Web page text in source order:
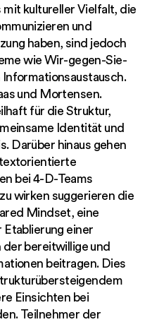
kultureller Vielfalt, die
und
haben, sind jedoch
wie Wir-gegen-Sie-
und Mortensen.
für die Struktur,
Identität und
Darüber hinaus gehen
bei 4-D-Teams
wirken suggerieren die
Mindset, eine
Etablierung einer
bereitwillige und
beitragen. Dies
Einsichten bei
Teilnehmer der